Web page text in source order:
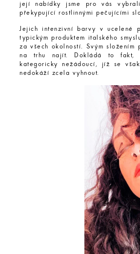
její nabídky jsme pro vás
překypující rostlinnými pečujícími
Jejich intenzivní barvy v ucelené
typickým produktem italského
za všech okolností. Svým složením
na trhu najít. Dokládá to fakt,
kategoricky nežádoucí, jíž se
nedokáží zcela vyhnout.